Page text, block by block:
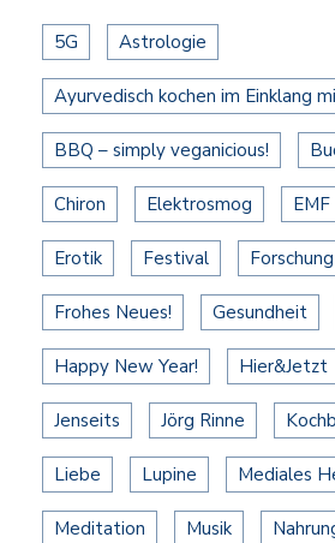
5G Astrologie
Ayurvedisch kochen im Einklang
BBQ – simply veganicious!
Chiron Elektrosmog EMF
Erotik Festival Forschung
Frohes Neues! Gesundheit
Happy New Year! Hier&Jetzt
Jenseits Jörg Rinne
Liebe Lupine Mediales
Meditation Musik